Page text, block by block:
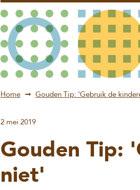
Home Gouden Tip: 'Gebruik de
2 mei 2019
Gouden Tip:
niet'